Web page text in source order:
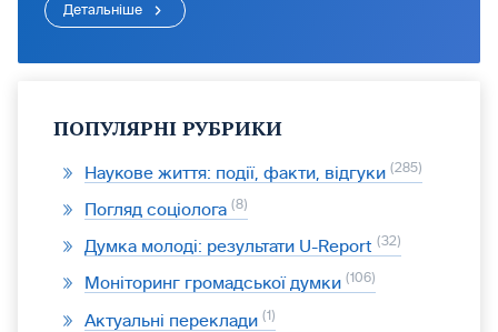
Детальніше
ПОПУЛЯРНІ РУБРИКИ
Наукове життя: події, факти, відгуки 285
Погляд соціолога 8
Думка молоді: результати U-Report 32
Моніторинг громадської думки 106
Актуальні переклади 1